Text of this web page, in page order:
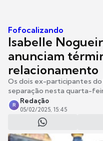
Fofocalizando
Isabelle
anunciam
relacionamento
Os dois ex-participantes do
separação nesta quarta-
R
Redação
05/02/2025, 15:45